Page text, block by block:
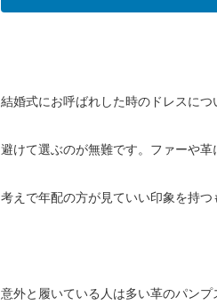
結婚式にお呼ばれした時のドレスに
避けて選ぶのが無難です。ファーや革
考えで年配の方が見ていい印象を持つ
意外と履いている人は多い革のパン